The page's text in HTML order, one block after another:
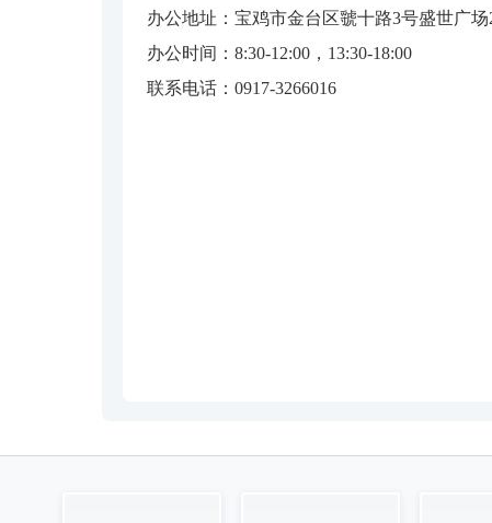
办公地址：宝鸡市金台区虢十路3号盛世广
办公时间：8:30-12:00，13:30-18:00
联系电话：0917-3266016